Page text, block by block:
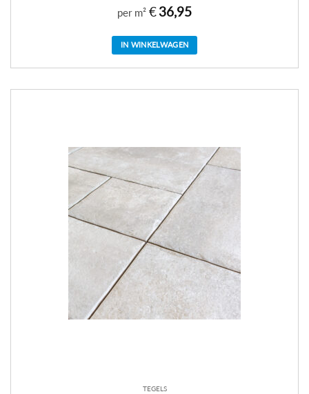
per m² €36,95
IN WINKELWAGEN
TEGELS